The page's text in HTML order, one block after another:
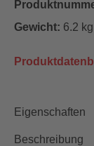
Gewicht: 6.2 kg
Eigenschaften
Beschreibung